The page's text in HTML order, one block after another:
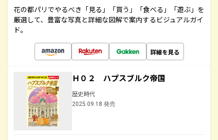
花の都パリでやるべき「見る」「買う」「食べる」「遊ぶ」を
厳選して、豊富な写真と詳細な図解で案内するビジュアルガイ
ド。
詳細を見る
Ｈ０２ ハプスブルク帝国
歴史時代
2025.09.18 発売